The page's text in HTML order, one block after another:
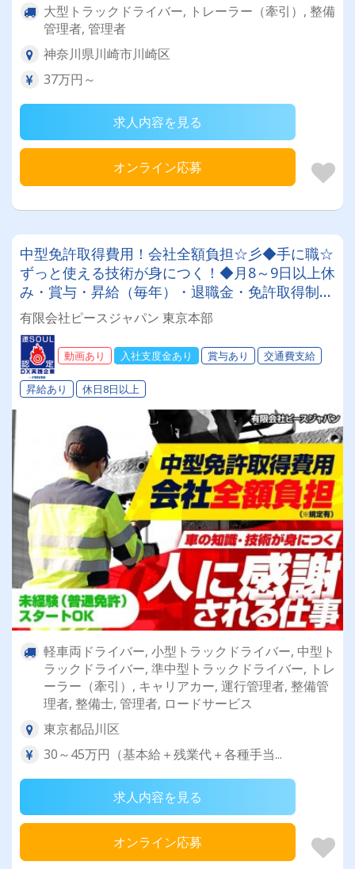
大型トラックドライバー, トレーラー（牽引）, 整備
管理者, 管理者
神奈川県川崎市川崎区
37万円～
求人内容を見る
オンライン応募
中型免許取得費用！会社全額負担☆彡◆手に職☆
ずっと使える技術が身につく！◆月8～9日以上休
み・賞与・昇給（毎年）・退職金・免許取得制度
や各種豊富な手当も充実♪月収30万～45万円♪未
経験スタートOK！！！
有限会社ピースジャパン 東京本部
動画あり 入社支度金あり 賞与あり 交通費支給
昇給あり 休日8日以上
軽車両ドライバー, 小型トラックドライバー, 中型ト
ラックドライバー, 準中型トラックドライバー, トレ
ーラー（牽引）, キャリアカー, 運行管理者, 整備管
理者, 整備士, 管理者, ロードサービス
東京都品川区
30～45万円（基本給＋残業代＋各種手当...
求人内容を見る
オンライン応募